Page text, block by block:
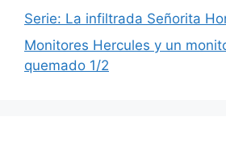
Serie: La infiltrada Señorita
Monitores Hercules y un
quemado 1/2